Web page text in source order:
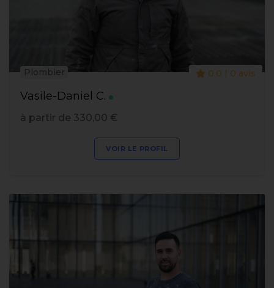
Vasile-Daniel C.
Plombier 0.0 | 0 avis
à partir de 330,00 €
VOIR LE PROFIL